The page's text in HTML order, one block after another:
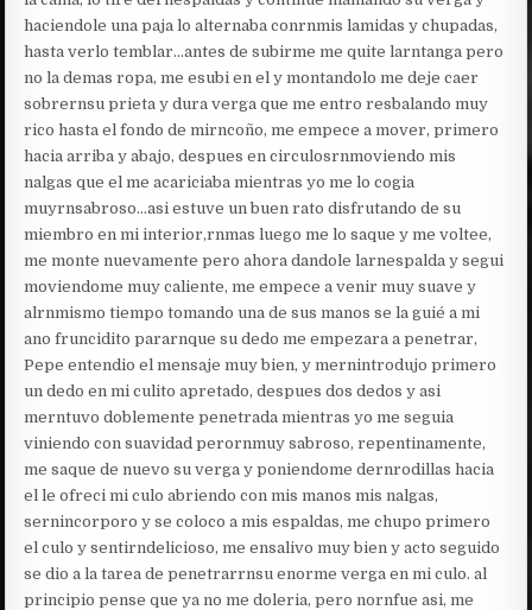
haciendole una paja lo alternaba conrnmis lamidas y chupadas,
hasta verlo temblar…antes de subirme me quite larntanga pero
no la demas ropa, me esubi en el y montandolo me deje caer
sobrernsu prieta y dura verga que me entro resbalando muy
rico hasta el fondo de mirncoño, me empece a mover, primero
hacia arriba y abajo, despues en circulosrnmoviendo mis
nalgas que el me acariciaba mientras yo me lo cogia
muyrnsabroso…asi estuve un buen rato disfrutando de su
miembro en mi interior,rnmas luego me lo saque y me voltee,
me monte nuevamente pero ahora dandole larnespalda y segui
moviendome muy caliente, me empece a venir muy suave y
alrnmismo tiempo tomando una de sus manos se la guié a mi
ano fruncidito pararnque su dedo me empezara a penetrar,
Pepe entendio el mensaje muy bien, y mernintrodujo primero
un dedo en mi culito apretado, despues dos dedos y asi
merntuvo doblemente penetrada mientras yo me seguia
viniendo con suavidad perornmuy sabroso, repentinamente,
me saque de nuevo su verga y poniendome dernrodillas hacia
el le ofreci mi culo abriendo con mis manos mis nalgas,
sernincorporo y se coloco a mis espaldas, me chupo primero
el culo y sentirndelicioso, me ensalivo muy bien y acto seguido
se dio a la tarea de penetrarrnsu enorme verga en mi culo. al
principio pense que ya no me doleria, pero nornfue asi, me